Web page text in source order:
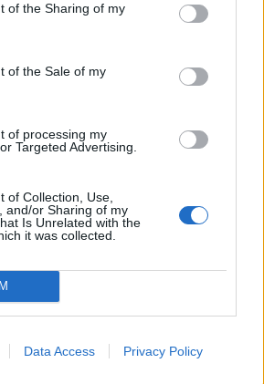
of the Sharing of my
of the Sale of my
of processing my
Targeted Advertising.
of Collection, Use,
and/or Sharing of my
Is Unrelated with the
it was collected.
Data Access Privacy Policy
azt üzeni,
ne higgyenek a Román
– hírmix
sikertelenül, az illetékes szerint